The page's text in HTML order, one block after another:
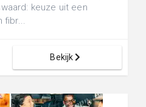
keuze uit een
fibr...
Bekijk